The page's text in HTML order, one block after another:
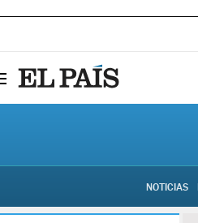
NOTICIAS